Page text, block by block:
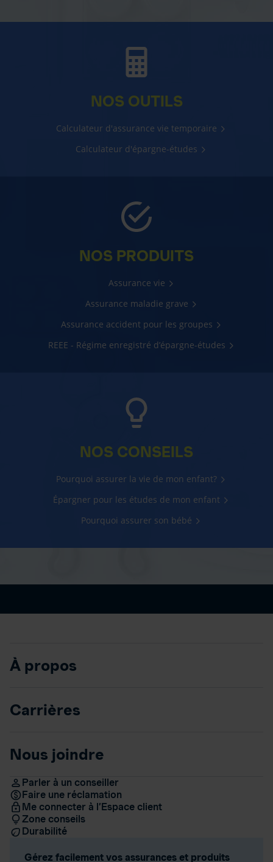
NOS OUTILS
Calculateur d'assurance vie temporaire
Calculateur d'épargne-études
NOS PRODUITS
Assurance vie
Assurance maladie grave
Assurance accident pour les groupes
REEE - Régime enregistré d’épargne-études
NOS CONSEILS
Pourquoi assurer la vie de mon enfant?
Épargner pour les études de mon enfant
Pourquoi assurer son bébé
À propos
Carrières
Nous joindre
Parler à un conseiller
Faire une réclamation
Me connecter à l’Espace client
Zone conseils
Durabilité
Gérez facilement vos assurances et produits